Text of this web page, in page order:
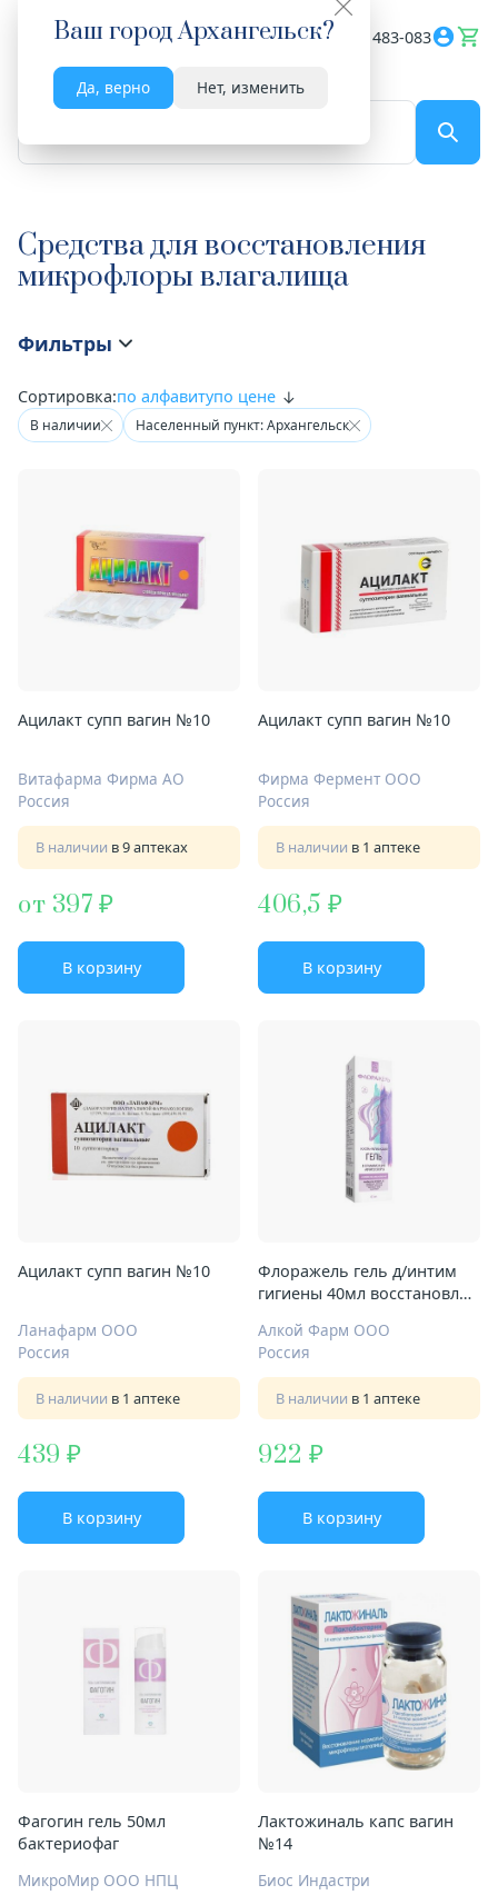
Ваш городАрхангельск?
Да, верно Нет, изменить
Весь сайт 8182 483-083
Средства для восстановления
микрофлоры влагалища
Фильтры
Сортировка:по алфавитупо цене
В наличии Населенный пункт: Архангельск
Ацилакт супп вагин №10
Витафарма Фирма АО
Россия
В наличии в 9 аптеках
от 397
В корзину
Ацилакт супп вагин №10
Фирма Фермент ООО
Россия
В наличии в 1 аптеке
406,5
В корзину
Ацилакт супп вагин №10
Ланафарм ООО
Россия
В наличии в 1 аптеке
439
В корзину
Флоражель гель д/интим
гигиены 40мл восстановл
Алкой Фарм ООО
Россия
В наличии в 1 аптеке
922
В корзину
Фагогин гель 50мл
бактериофаг
МикроМир ООО НПЦ
Лактожиналь капс вагин
№14
Биос Индастри